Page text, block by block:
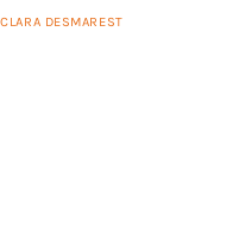
CLARA DESMAREST